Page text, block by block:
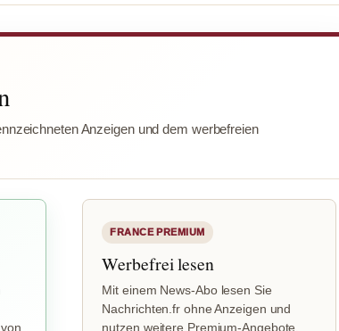
Anzeigen und dem werbefreien
FRANCE PREMIUM
Werbefrei lesen
Mit einem News-Abo lesen Sie
Nachrichten.fr ohne Anzeigen und
nutzen weitere Premium-Angebote.